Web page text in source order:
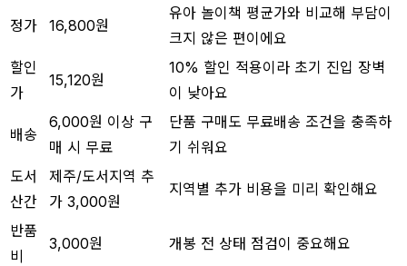
정가 16,800원
유아 놀이책 평균가와 비교해 부담이
크지 않은 편이에요
할인
가
15,120원
10% 할인 적용이라 초기 진입 장벽
이 낮아요
배송
6,000원 이상 구
매 시 무료
단품 구매도 무료배송 조건을 충족하
기 쉬워요
도서
산간
제주/도서지역 추
가 3,000원
지역별 추가 비용을 미리 확인해요
반품
비
3,000원 개봉 전 상태 점검이 중요해요